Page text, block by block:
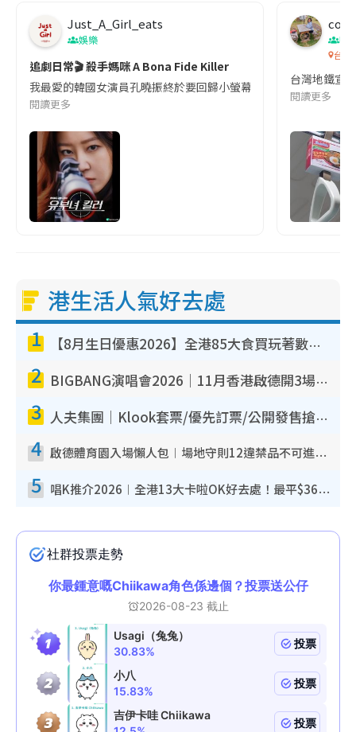
Just_A_Girl_eats
娛樂
追劇日常🎬 殺手媽咪 A Bona Fide Killer
我最愛的韓國女演員孔曉振終於要回歸小螢幕啦!這次的劇本改編
閱讀更多
co
吹
台灣
台灣地鐵宣
閱讀更多
港生活人氣好去處
1 【8月生日優惠2026】全港85大食買玩著數攻略 自助餐/火鍋放題同行免費＋誠品/DONKI送現金券
2 BIGBANG演唱會2026｜11月香港啟德開3場！實名制VIP申請、優先購票攻略
3 人夫集團｜Klook套票/優先訂票/公開發售搶飛攻略！附票價.購票連結.場地座位表
4 啟德體育園入場懶人包︱場地守則12違禁品不可進場准帶細水樽但全場禁樽蓋！應援牌有限制！
5 唱K推介2026︱全港13大卡啦OK好去處！最平$36起 日文K都有！(附地址+收費詳情)